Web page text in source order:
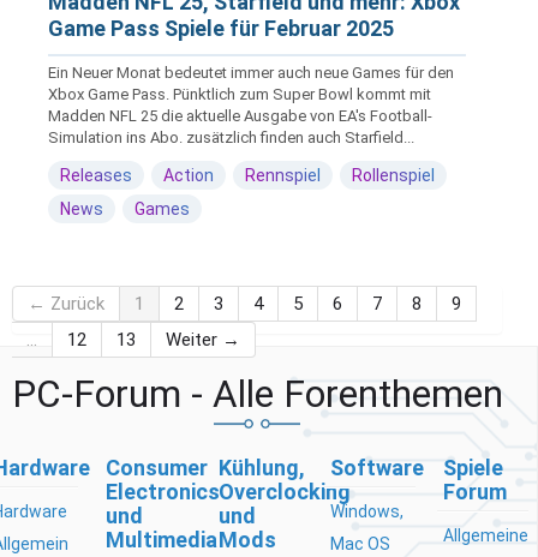
Game Pass Spiele für Februar 2025
Ein Neuer Monat bedeutet immer auch neue Games für den
Xbox Game Pass. Pünktlich zum Super Bowl kommt mit
Madden NFL 25 die aktuelle Ausgabe von EA's Football-
Simulation ins Abo. zusätzlich finden auch Starfield...
Releases Action Rennspiel
Rollenspiel
News
Games
← Zurück 1 2 3 4 5 6 7 8
9
…
12 13 Weiter →
PC-Forum - Alle Forenthemen
Consumer
Electronics
und
Multimedia
Kühlung,
Overclocking
und
Mods
Software
Windows,
Mac OS
Spiele
Forum
Allgemeine